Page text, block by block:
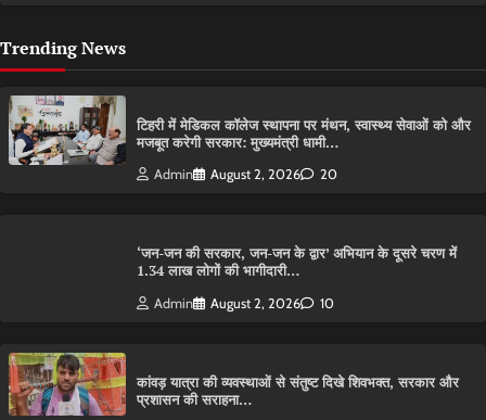
Trending News
टिहरी में मेडिकल कॉलेज स्थापना पर मंथन, स्वास्थ्य सेवाओं को और
मजबूत करेगी सरकार: मुख्यमंत्री धामी…
Admin August 2, 2026 20
‘जन-जन की सरकार, जन-जन के द्वार’ अभियान के दूसरे चरण में
1.34 लाख लोगों की भागीदारी…
Admin August 2, 2026 10
कांवड़ यात्रा की व्यवस्थाओं से संतुष्ट दिखे शिवभक्त, सरकार और
प्रशासन की सराहना…